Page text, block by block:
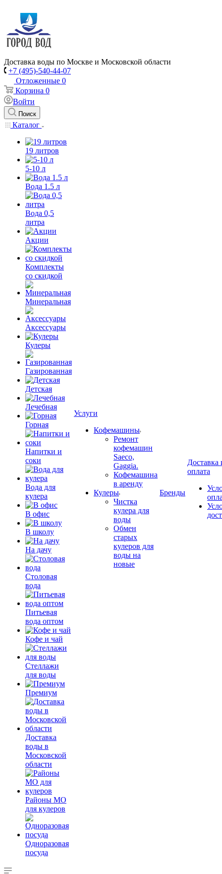
Доставка воды по Москве и Московской области
+7 (495)-540-44-07
Отложенные 0
Корзина 0
Войти
Поиск
Каталог
19 литров
5-10 л
Вода 1.5 л
Вода 0,5
литра
Акции
Комплекты
со скидкой
Минеральная
Аксессуары
Кулеры
Газированная
Детская
Лечебная
Горная
Напитки и
соки
Вода для
кулера
В офис
В школу
На дачу
Столовая
вода
Питьевая
вода оптом
Кофе и чай
Стеллажи
для воды
Премиум
Доставка
воды в
Московской
области
Районы МО
для кулеров
Одноразовая
посуда
Услуги
Кофемашины
Ремонт
кофемашин
Saeco,
Gaggia.
Кофемашина
в аренду
Кулеры
Чистка
кулера для
воды
Обмен
старых
кулеров для
воды на
новые
Бренды
Доставка
оплата